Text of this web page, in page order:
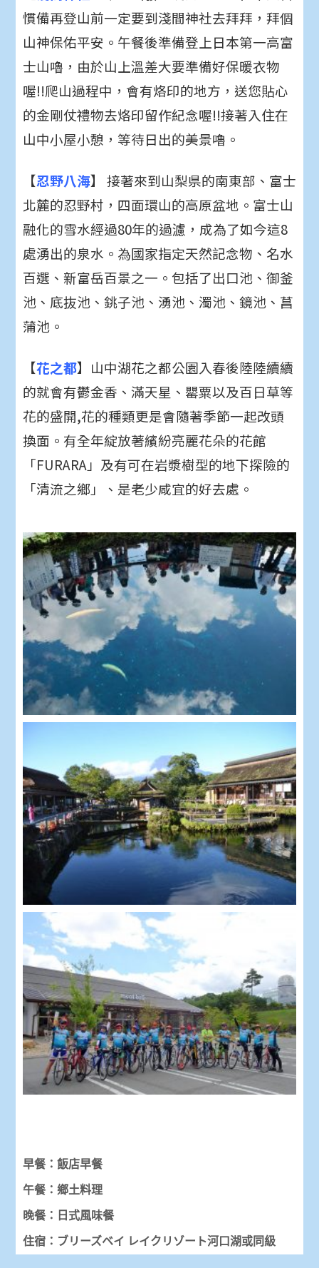
慣備再登山前一定要到淺間神社去拜拜，拜個
山神保佑平安。午餐後準備登上日本第一高富
士山嚕，由於山上溫差大要準備好保暖衣物
喔!!爬山過程中，會有烙印的地方，送您貼心
的金剛仗禮物去烙印留作紀念喔!!接著入住在
山中小屋小憩，等待日出的美景嚕。
【忍野八海】 接著來到山梨県的南東部、富士
北麓的忍野村，四面環山的高原盆地。富士山
融化的雪水經過80年的過濾，成為了如今這8
處湧出的泉水。為國家指定天然記念物、名水
百選、新富岳百景之一。包括了出口池、御釜
池、底抜池、銚子池、湧池、濁池、鏡池、菖
蒲池。
【花之都】山中湖花之都公園入春後陸陸續續
的就會有鬱金香、滿天星、罌粟以及百日草等
花的盛開,花的種類更是會隨著季節一起改頭
換面。有全年綻放著繽紛亮麗花朵的花館
「FURARA」及有可在岩漿樹型的地下探險的
「清流之鄉」、是老少咸宜的好去處。
早餐：飯店早餐
午餐：鄉土料理
晚餐：日式風味餐
住宿：ブリーズベイ レイクリゾート河口湖或同級